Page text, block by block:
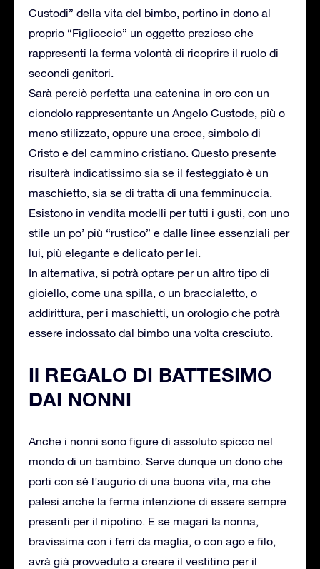
Custodi” della vita del bimbo, portino in dono al
proprio “Figlioccio” un oggetto prezioso che
rappresenti la ferma volontà di ricoprire il ruolo di
secondi genitori.
Sarà perciò perfetta una catenina in oro con un
ciondolo rappresentante un Angelo Custode, più o
meno stilizzato, oppure una croce, simbolo di
Cristo e del cammino cristiano. Questo presente
risulterà indicatissimo sia se il festeggiato è un
maschietto, sia se di tratta di una femminuccia.
Esistono in vendita modelli per tutti i gusti, con uno
stile un po’ più “rustico” e dalle linee essenziali per
lui, più elegante e delicato per lei.
In alternativa, si potrà optare per un altro tipo di
gioiello, come una spilla, o un braccialetto, o
addirittura, per i maschietti, un orologio che potrà
essere indossato dal bimbo una volta cresciuto.
Il REGALO DI BATTESIMO
DAI NONNI
Anche i nonni sono figure di assoluto spicco nel
mondo di un bambino. Serve dunque un dono che
porti con sé l’augurio di una buona vita, ma che
palesi anche la ferma intenzione di essere sempre
presenti per il nipotino. E se magari la nonna,
bravissima con i ferri da maglia, o con ago e filo,
avrà già provveduto a creare il vestitino per il